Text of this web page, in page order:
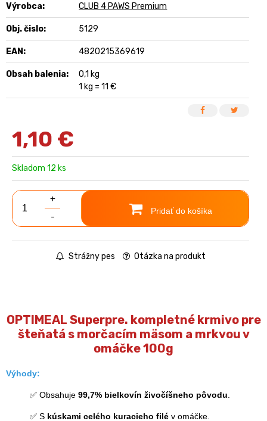
Výrobca: CLUB 4 PAWS Premium
Obj. čislo: 5129
EAN: 4820215369619
Obsah balenia:
0,1 kg
1 kg = 11 €
1,10 €
Skladom 12 ks
+
-
Pridať do košíka
Strážny pes Otázka na produkt
OPTIMEAL Superpre. kompletné krmivo pre
šteňatá s morčacím mäsom a mrkvou v
omáčke 100g
Výhody:
✅ Obsahuje 99,7% bielkovín živočíšneho pôvodu
✅ S kúskami celého kuracieho filé v omáčke.